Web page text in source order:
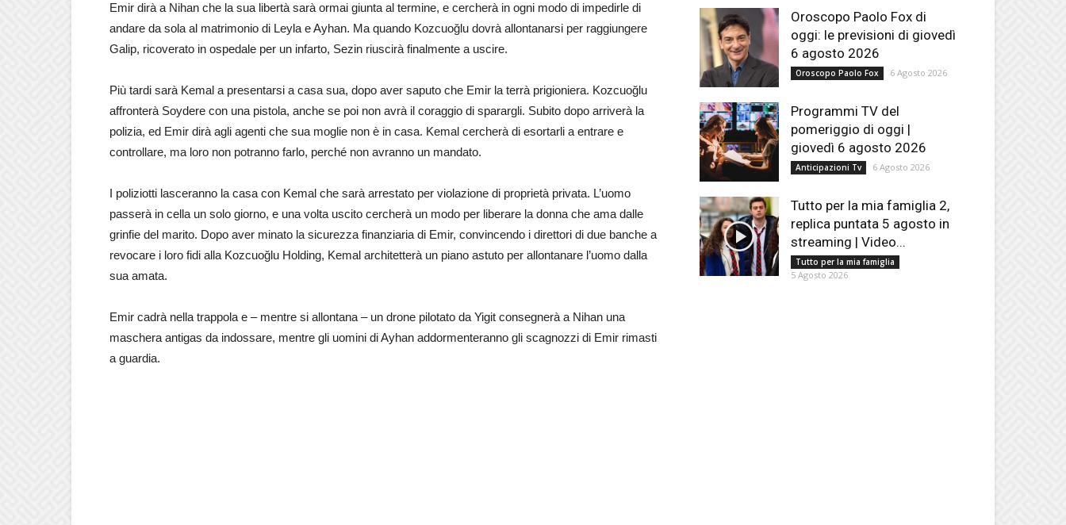
Emir dirà a Nihan che la sua libertà sarà ormai giunta al termine, e cercherà in ogni modo di impedirle di
andare da sola al matrimonio di Leyla e Ayhan. Ma quando Kozcuoğlu dovrà allontanarsi per raggiungere
Galip, ricoverato in ospedale per un infarto, Sezin riuscirà finalmente a uscire.
Più tardi sarà Kemal a presentarsi a casa sua, dopo aver saputo che Emir la terrà prigioniera. Kozcuoğlu
affronterà Soydere con una pistola, anche se poi non avrà il coraggio di sparargli. Subito dopo arriverà la
polizia, ed Emir dirà agli agenti che sua moglie non è in casa. Kemal cercherà di esortarli a entrare e
controllare, ma loro non potranno farlo, perché non avranno un mandato.
I poliziotti lasceranno la casa con Kemal che sarà arrestato per violazione di proprietà privata. L’uomo
passerà in cella un solo giorno, e una volta uscito cercherà un modo per liberare la donna che ama dalle
grinfie del marito. Dopo aver minato la sicurezza finanziaria di Emir, convincendo i direttori di due banche a
revocare i loro fidi alla Kozcuoğlu Holding, Kemal architetterà un piano astuto per allontanare l’uomo dalla
sua amata.
Emir cadrà nella trappola e – mentre si allontana – un drone pilotato da Yigit consegnerà a Nihan una
maschera antigas da indossare, mentre gli uomini di Ayhan addormenteranno gli scagnozzi di Emir rimasti
a guardia.
Oroscopo Paolo Fox di
oggi: le previsioni di giovedì
6 agosto 2026
Oroscopo Paolo Fox 6 Agosto 2026
Programmi TV del
pomeriggio di oggi |
giovedì 6 agosto 2026
Anticipazioni Tv 6 Agosto 2026
Tutto per la mia famiglia 2,
replica puntata 5 agosto in
streaming | Video...
Tutto per la mia famiglia
5 Agosto 2026